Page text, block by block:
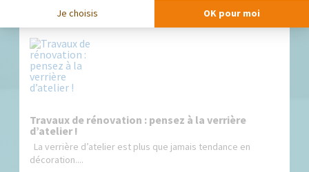
Travaux de rénovation : pensez à la verrière
d’atelier !
La verrière d’atelier est plus que jamais tendance en
décoration....
Je choisis OK pour moi